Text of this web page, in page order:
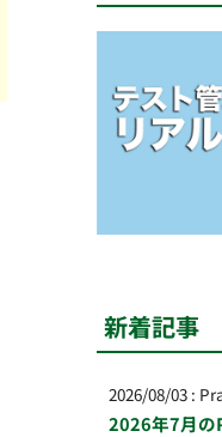
新着記事
2026/08/03:
2026年7月の